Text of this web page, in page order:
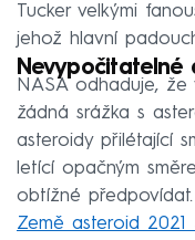
Tucker velkými
jehož hlavní
Nevypočitatelné
NASA odhaduje, že
žádná srážka s
asteroidy přilétající
letící opačným
obtížné předpovídat.
Země asteroid